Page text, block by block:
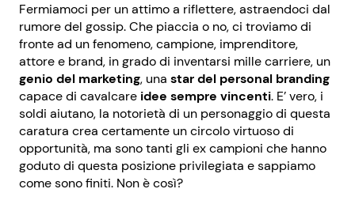
Fermiamoci per un attimo a riflettere, astraendoci dal
rumore del gossip. Che piaccia o no, ci troviamo di
fronte ad un fenomeno, campione, imprenditore,
attore e brand, in grado di inventarsi mille carriere, un
genio del marketing, una star del personal branding
capace di cavalcare idee sempre vincenti. E’ vero, i
soldi aiutano, la notorietà di un personaggio di questa
caratura crea certamente un circolo virtuoso di
opportunità, ma sono tanti gli ex campioni che hanno
goduto di questa posizione privilegiata e sappiamo
come sono finiti. Non è così?